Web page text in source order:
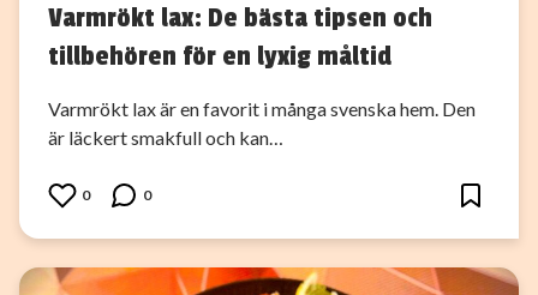
Varmrökt lax: De bästa tipsen och
tillbehören för en lyxig måltid
Varmrökt lax är en favorit i många svenska hem. Den
är läckert smakfull och kan…
0 0